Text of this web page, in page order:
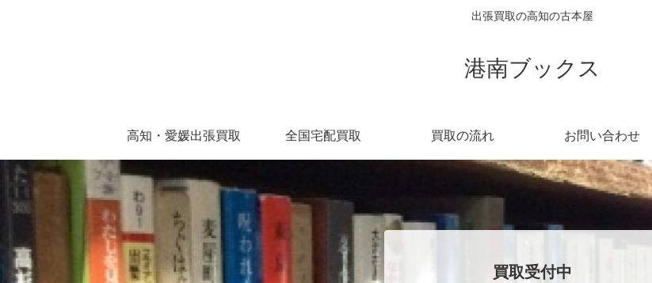
出張買取の高知の古本屋
港南ブックス
高知・愛媛出張買取 全国宅配買取 買取の流れ お問い合わせ
買取受付中